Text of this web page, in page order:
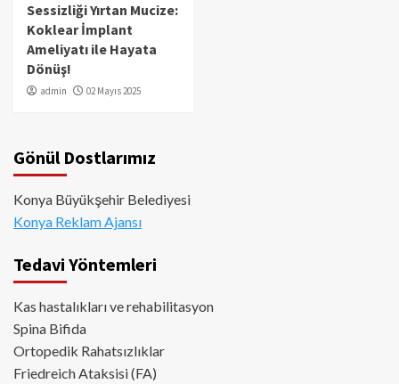
Sessizliği Yırtan Mucize:
Koklear İmplant
Ameliyatı ile Hayata
Dönüş!
admin 02 Mayıs 2025
Gönül Dostlarımız
Konya Büyükşehir Belediyesi
Konya Reklam Ajansı
Tedavi Yöntemleri
Kas hastalıkları ve rehabilitasyon
Spina Bifida
Ortopedik Rahatsızlıklar
Friedreich Ataksisi (FA)